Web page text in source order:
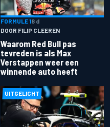
FORMULE 18 d
DOOR FILIP CLEEREN
Waarom Red Bull pas
tevreden is als Max
Verstappen weer een
winnende auto heeft
UITGELICHT